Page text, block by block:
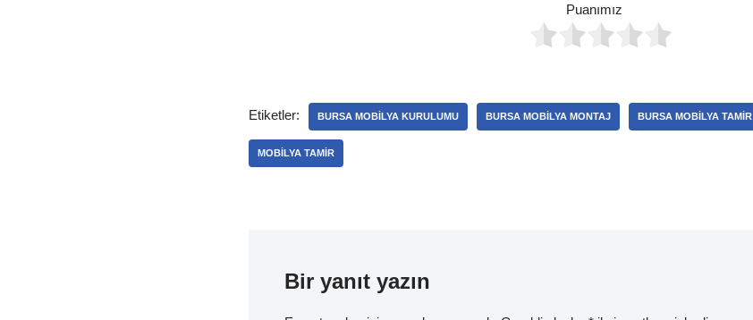
Puanımız
Etiketler: BURSA MOBILYA KURULUMU BURSA MOBILYA MONTAJ BURSA MOBILYA TAMIR
MOBILYA TAMIR
Bir yanıt yazın